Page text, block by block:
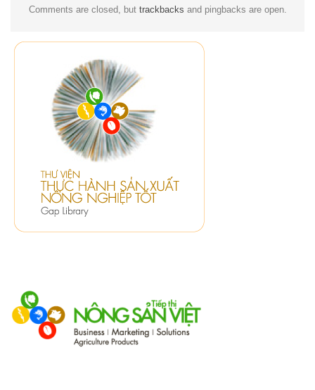
Comments are closed, but trackbacks and pingbacks are open.